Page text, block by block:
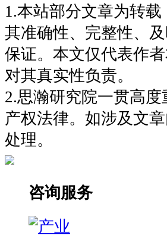
1.本站部分文章为转
其准确性、完整性、
保证。本文仅代表作
对其真实性负责。
2.思瀚研究院一贯高
产权法律。如涉及文
处理。
咨询服务